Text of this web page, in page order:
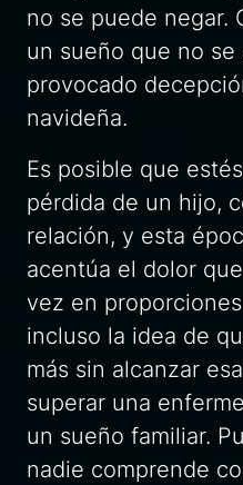
no se puede negar.
un sueño que no
provocado
navideña.
Es posible que
pérdida de un hijo,
relación, y esta
acentúa el dolor
vez en
incluso la idea de
más sin alcanzar
superar una
un sueño familiar.
nadie comprende